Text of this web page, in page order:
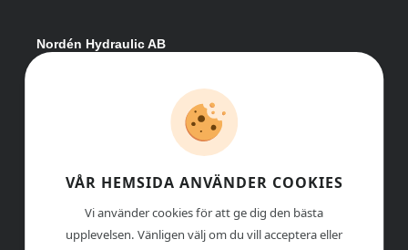
Nordén Hydraulic AB
info@nordenhydraulic.se
Org-nr: 556531-8424
VÅR HEMSIDA ANVÄNDER COOKIES
Vi använder cookies för att ge dig den bästa
upplevelsen. Vänligen välj om du vill acceptera eller